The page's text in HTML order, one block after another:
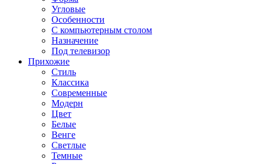
Угловые
Особенности
С компьютерным столом
Назначение
Под телевизор
Прихожие
Стиль
Классика
Современные
Модерн
Цвет
Белые
Венге
Светлые
Темные